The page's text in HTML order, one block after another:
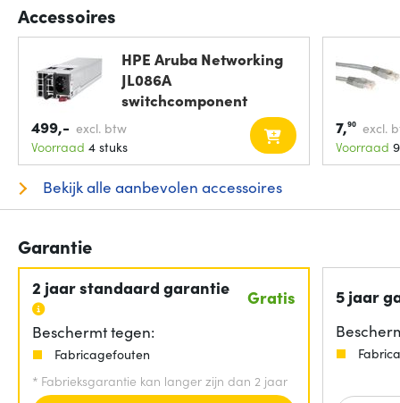
Accessoires
HPE Aruba Networking
JL086A
switchcomponent
499,- excl. btw
Voorraad 4 stuks
7,90 excl.
Voorraad
Bekijk alle aanbevolen accessoires
Garantie
2 jaar standaard garantie Gratis
Beschermt tegen:
Fabricagefouten
* Fabrieksgarantie kan langer zijn dan 2 jaar
5 jaar